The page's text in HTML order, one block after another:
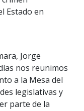
Estado en
Jorge
nos reunimos
a la Mesa del
legislativas y
parte de la